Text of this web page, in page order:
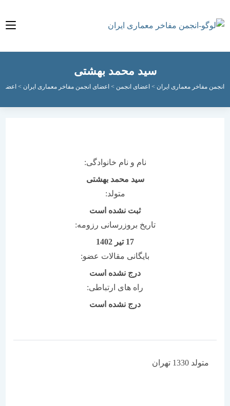
سید محمد بهشتی
مفاخر معماری ایران > اعضای انجمن>اعضای انجمن مفاخر معماری ایران > اعضای فعال
نام و نام خانوادگی:
سید محمد بهشتی
ثبت نشده است
تاریخ بروزرسانی رزومه:
بایگانی مقالات عضو:
درج نشده است
راه های ارتباطی:
درج نشده است